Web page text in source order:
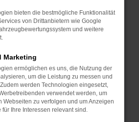
umsehen und das
für dich finden.
Würzburg oder der
laden wir dich
nach Garching ein. Das
und ist über die
zu erreichen. Keine
Kein Problem! Wir
Lieferservice direkt nach
auf Wunsch vor deine
bieten die bestmögliche Funktionalität
von Drittanbietern wie Google
und weitere
Marketing
ermöglichen es uns, die Nutzung der
um die Leistung zu messen und
werden Technologien eingesetzt,
verwendet werden, um
Webseiten zu verfolgen und um Anzeigen
für Ihre Interessen relevant sind.